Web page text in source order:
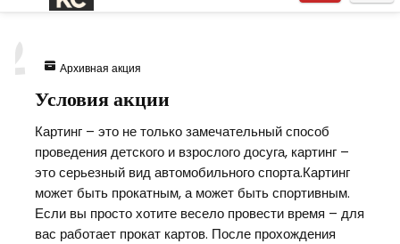
Архивная акция
Условия акции
Картинг – это не только замечательный способ
проведения детского и взрослого досуга, картинг –
это серьезный вид автомобильного спорта.Картинг
может быть прокатным, а может быть спортивным.
Если вы просто хотите весело провести время – для
вас работает прокат картов. После прохождения